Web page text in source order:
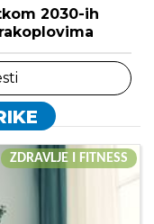
2030-ih
ZDRAVLJE I FITNESS